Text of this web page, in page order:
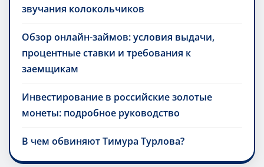
звучания колокольчиков
Обзор онлайн-займов: условия выдачи,
процентные ставки и требования к
заемщикам
Инвестирование в российские золотые
монеты: подробное руководство
В чем обвиняют Тимура Турлова?